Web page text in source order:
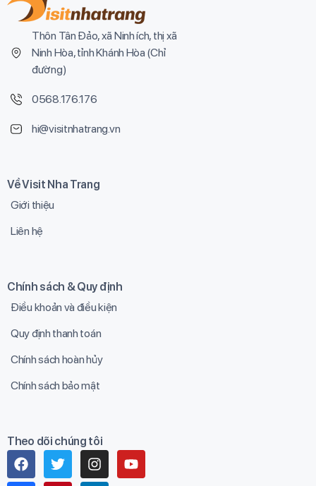
Thôn Tân Đảo, xã Ninh ích, thị xã
Ninh Hòa, tỉnh Khánh Hòa (Chỉ
đường)
0568.176.176
hi@visitnhatrang.vn
Về Visit Nha Trang
Giới thiệu
Liên hệ
Chính sách & Quy định
Điều khoản và điều kiện
Quy định thanh toán
Chính sách hoàn hủy
Chính sách bảo mật
Theo dõi chúng tôi